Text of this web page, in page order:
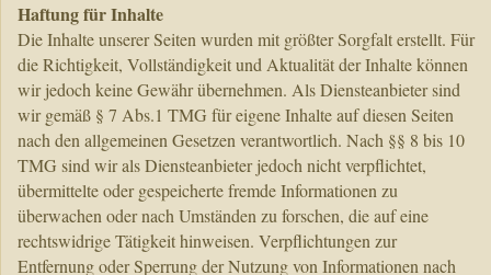
Haftung für Inhalte
Die Inhalte unserer Seiten wurden mit größter Sorgfalt erstellt. Für
die Richtigkeit, Vollständigkeit und Aktualität der Inhalte können
wir jedoch keine Gewähr übernehmen. Als Diensteanbieter sind
wir gemäß § 7 Abs.1 TMG für eigene Inhalte auf diesen Seiten
nach den allgemeinen Gesetzen verantwortlich. Nach §§ 8 bis 10
TMG sind wir als Diensteanbieter jedoch nicht verpflichtet,
übermittelte oder gespeicherte fremde Informationen zu
überwachen oder nach Umständen zu forschen, die auf eine
rechtswidrige Tätigkeit hinweisen. Verpflichtungen zur
Entfernung oder Sperrung der Nutzung von Informationen nach